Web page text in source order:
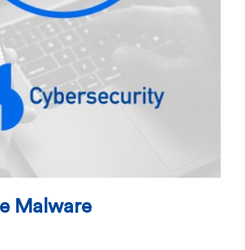
Malware